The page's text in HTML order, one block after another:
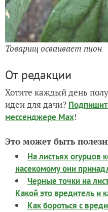
Товарищ осваивает пион
От редакции
Хотите каждый день
идеи для дачи?
мессенджере Max!
Это может быть
На листьях огурцов
насекомому они
Черные точки на
Какой это вредитель и
Как бороться с